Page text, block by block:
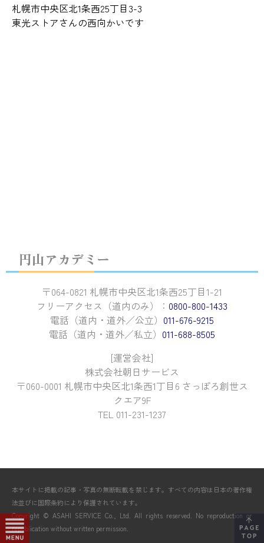
札幌市中央区北1条西25丁目3-3
東光ストアさんの西向かいです
円山アカデミー
〒064-0821 札幌市中央区北1条西25丁目1-21
フリーアクセス（道内のみ）： 0800-800-1433
電話（道内・道外／公立） 011-676-9215
電話（道内・道外／私立） 011-688-8505
[運営会社]
株式会社朝日サービス
〒060-0001 札幌市中央区北1条西1丁目6 さっぽろ創世ス
クエア9F
TEL 011-231-1237
本サイトに掲載の記事・写真の無断転載を禁じます。すべての内容は日本の著作権
法並びに国際条約により保護されています。
Copyright © ASAHI SERVICE Co., Ltd. All rights reserved. No reproduction or
republication without written permission.